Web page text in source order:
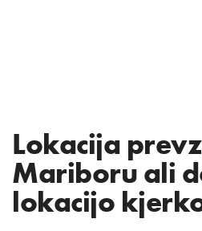
Lokacija
Mariboru ali
lokacijo